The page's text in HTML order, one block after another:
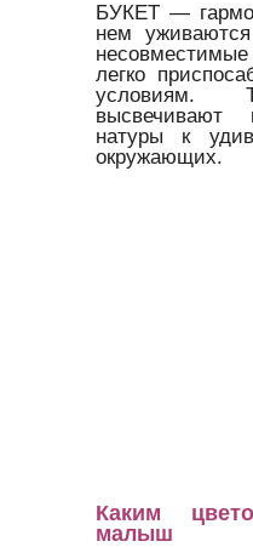
БУКЕТ —
нем
легко
условиям.
натуры к
окружающих.
Каким
малыш